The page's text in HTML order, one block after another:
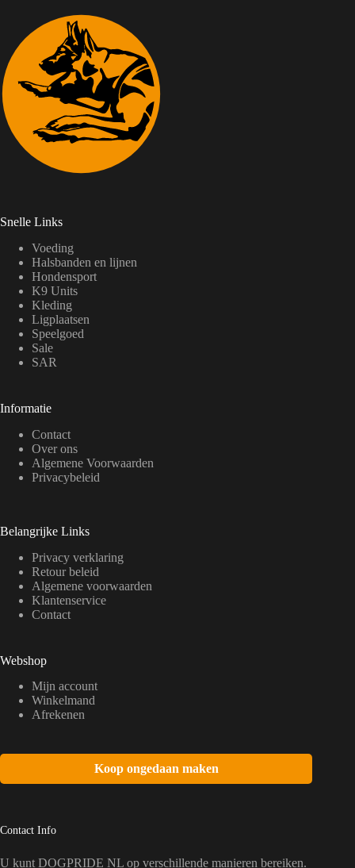
Snelle Links
Voeding
Halsbanden en lijnen
Hondensport
K9 Units
Kleding
Ligplaatsen
Speelgoed
Sale
SAR
Informatie
Contact
Over ons
Algemene Voorwaarden
Privacybeleid
Belangrijke Links
Privacy verklaring
Retour beleid
Algemene voorwaarden
Klantenservice
Contact
Webshop
Mijn account
Winkelmand
Afrekenen
Koop ongedaan maken
Contact Info
U kunt DOGPRIDE NL op verschillende manieren bereiken.